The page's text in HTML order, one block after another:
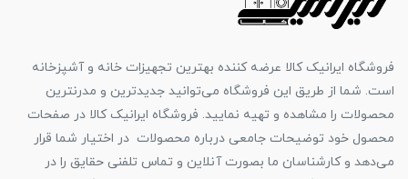
فروشگاه ایرانیک کالا عرضه کننده بهترین تجهیزات خانه و آشپزخانه
است. شما از طریق این فروشگاه می‌توانید جدیدترین و مدرنترین
محصولات را مشاهده و تهیه نمایید. فروشگاه ایرانیک کالا در صفحات
محصول خود توضیحات جامعی درباره محصولات در اختیار شما قرار
می‌دهد و کارشناسان ما بصورت آنلاین و تماس تلفنی حقایق را در